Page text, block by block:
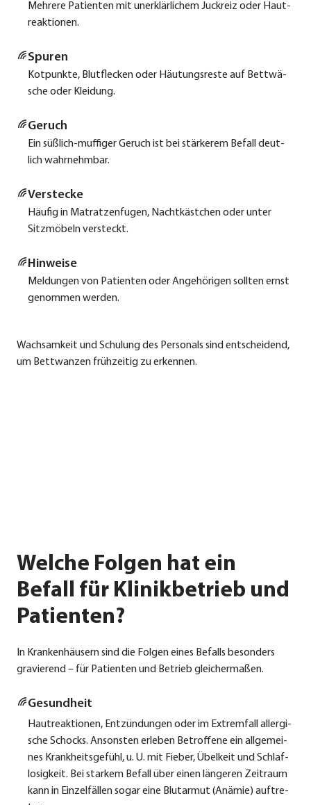
Meh­re­re Pati­en­ten mit uner­klär­li­chem Juck­reiz oder Haut­
re­ak­tio­nen.
Spu­ren
Kot­punk­te, Blut­fle­cken oder Häu­tungs­res­te auf Bett­wä­
sche oder Klei­dung.
Geruch
Ein süß­lich-muf­fi­ger Geruch ist bei stär­ke­rem Befall deut­
lich wahr­nehm­bar.
Ver­ste­cke
Häu­fig in Matrat­zen­fu­gen, Nacht­käst­chen oder unter
Sitz­mö­beln ver­steckt.
Hin­wei­se
Mel­dun­gen von Pati­en­ten oder Ange­hö­ri­gen soll­ten ernst
genom­men wer­den.
Wach­sam­keit und Schu­lung des Per­so­nals sind ent­schei­dend,
um Bett­wan­zen früh­zei­tig zu erken­nen.
Welche Folgen hat ein
Befall für Klinikbetrieb und
Patienten?
In Kran­ken­häu­sern sind die Fol­gen eines Befalls beson­ders
gra­vie­rend – für Pati­en­ten und Betrieb glei­cher­ma­ßen.
Gesund­heit
Haut­re­ak­tio­nen, Ent­zün­dun­gen oder im Extrem­fall all­er­gi­
sche Schocks. Ansons­ten erle­ben Betrof­fe­ne ein all­ge­mei­
nes Krank­heits­ge­fühl, u. U. mit Fie­ber, Übel­keit und Schlaf­
lo­sig­keit. Bei star­kem Befall über einen län­ge­ren Zeit­raum
kann in Ein­zel­fäl­len sogar eine Blut­ar­mut (Anämie) auf­tre­